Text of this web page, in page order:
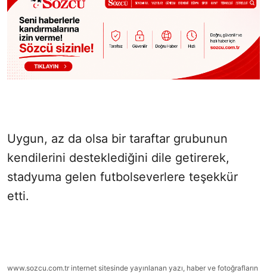
Uygun, az da olsa bir taraftar grubunun
kendilerini desteklediğini dile getirerek,
stadyuma gelen futbolseverlere teşekkür
etti.
www.sozcu.com.tr internet sitesinde yayınlanan yazı, haber ve fotoğrafların